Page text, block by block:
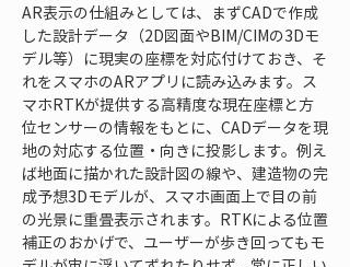
AR表示の仕組みとしては、まずCADで作成
した設計データ（2D図面やBIM/CIMの3Dモ
デル等）に現実の座標を対応付けておき、そ
れをスマホのARアプリに読み込みます。ス
マホRTKが提供する高精度な現在座標と方
位センサーの情報をもとに、CADデータを現
地の対応する位置・向きに投影します。例え
ば地面に描かれた設計図の線や、建造物の完
成予想3Dモデルが、スマホ画面上で目の前
の光景に重畳表示されます。RTKによる位置
補正のおかげで、ユーザーが歩き回ってもモ